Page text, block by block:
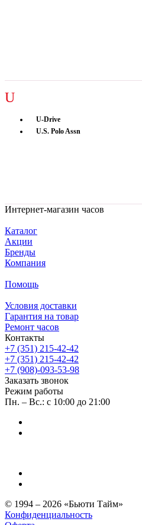
U
U-Drive
U.S. Polo Assn
Интернет-магазин часов
Каталог
Акции
Бренды
Компания
Помощь
Условия доставки
Гарантия на товар
Ремонт часов
Контакты
+7 (351) 215-42-42
+7 (351) 215-42-42
+7 (908)-093-53-98
Заказать звонок
Режим работы
Пн. – Вс.: с 10:00 до 21:00
© 1994 – 2026 «Бьюти Тайм»
Конфиденциальность